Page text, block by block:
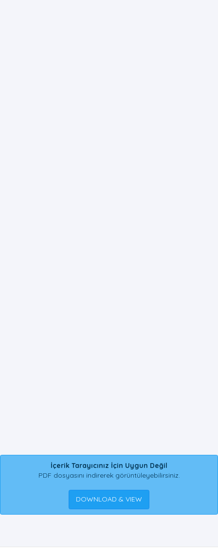
İçerik Tarayıcınız İçin Uygun Değil
PDF dosyasını indirerek görüntüleyebilirsiniz.
DOWNLOAD & VIEW